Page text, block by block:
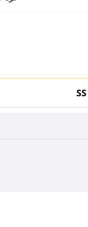
SS